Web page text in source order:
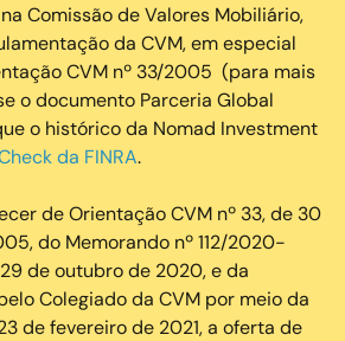
Comissão de Valores Mobiliário,
da CVM, em especial
CVM nº 33/2005 (para mais
o documento Parceria Global
o histórico da Nomad Investment
da FINRA.
de Orientação CVM nº 33, de 30
do Memorando nº 112/2020-
de outubro de 2020, e da
Colegiado da CVM por meio da
de fevereiro de 2021, a oferta de